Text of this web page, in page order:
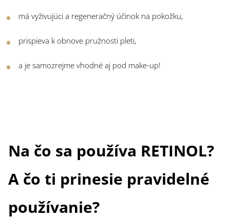
má vyživujúci a regeneračný účinok na pokožku,
prispieva k obnove pružnosti pleti,
a je samozrejme vhodné aj pod make-up!
Na čo sa používa RETINOL?
A čo ti prinesie pravidelné
používanie?